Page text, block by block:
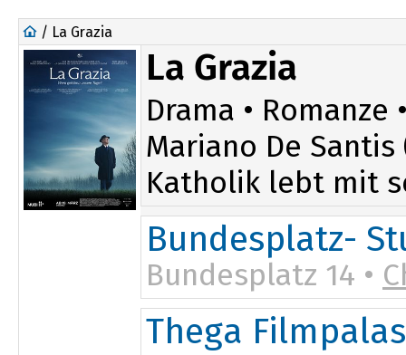
/ La Grazia
La Grazia
Drama • Romanze
Mariano De
Katholik lebt mit
Bundesplatz-
Bundesplatz 14 •
Thega